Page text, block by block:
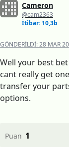
Cameron
@cam2363
İtibar: 10,3b
GÖNDERILDI:28 MAR
Well your best
cant really get
transfer your
options.
Puan 1